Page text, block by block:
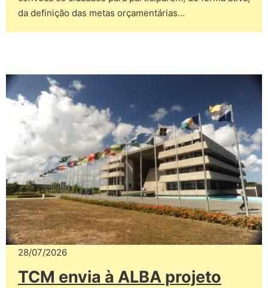
da definição das metas orçamentárias…
28/07/2026
TCM envia à ALBA projeto